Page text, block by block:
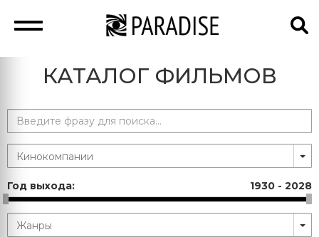
КАТАЛОГ ФИЛЬМОВ
Год выхода: 1930 - 2028